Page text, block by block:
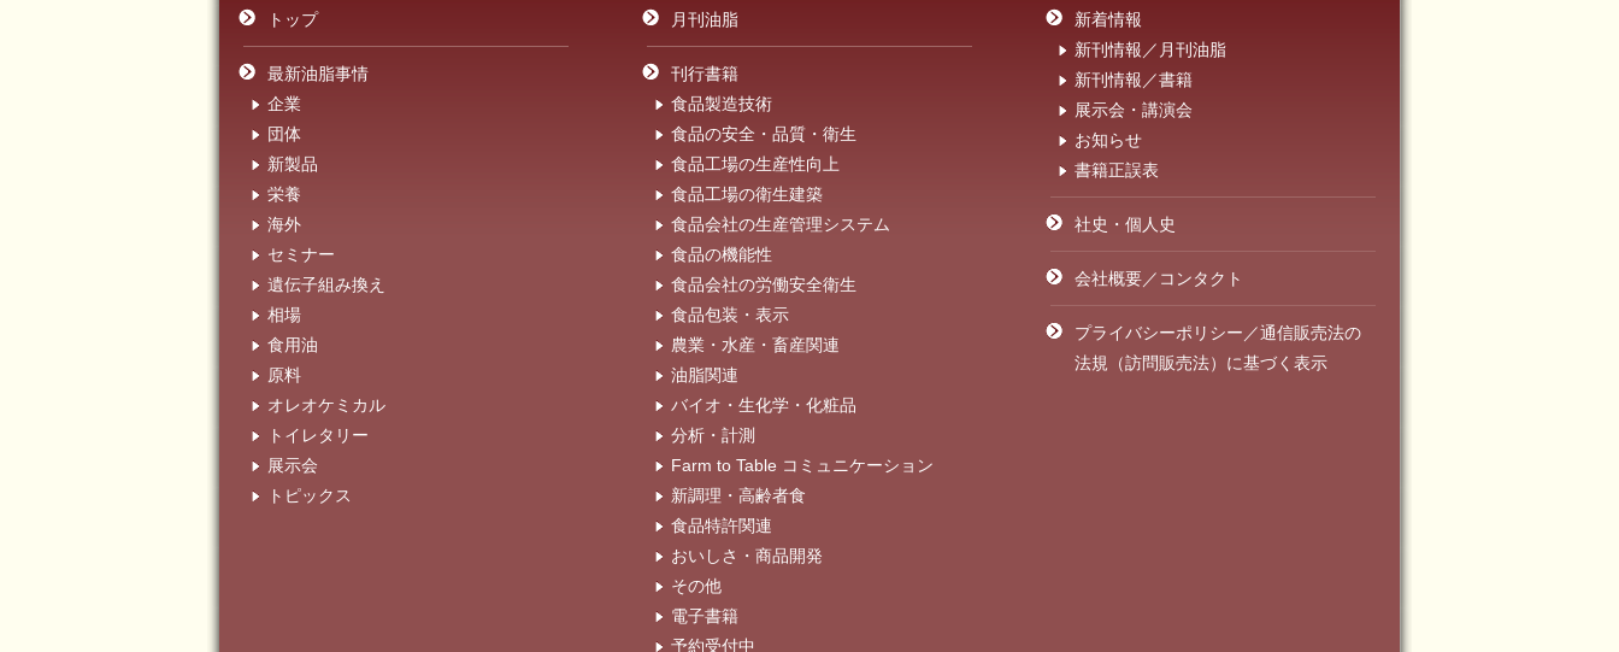
トップ
最新油脂事情
企業
団体
新製品
栄養
海外
セミナー
遺伝子組み換え
相場
食用油
原料
オレオケミカル
トイレタリー
展示会
トピックス
月刊油脂
刊行書籍
食品製造技術
食品の安全・品質・衛生
食品工場の生産性向上
食品工場の衛生建築
食品会社の生産管理システム
食品の機能性
食品会社の労働安全衛生
食品包装・表示
農業・水産・畜産関連
油脂関連
バイオ・生化学・化粧品
分析・計測
Farm to Table コミュニケーション
新調理・高齢者食
食品特許関連
おいしさ・商品開発
その他
電子書籍
予約受付中
新着情報
新刊情報／月刊油脂
新刊情報／書籍
展示会・講演会
お知らせ
書籍正誤表
社史・個人史
会社概要／コンタクト
プライバシーポリシー／通信販売法の
法規（訪問販売法）に基づく表示